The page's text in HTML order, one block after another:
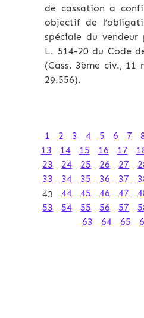
de cassation a
objectif de
spéciale du vendeur
L. 514-20 du Code
(Cass. 3ème civ., 11
29.556).
1 2 3 4 5 6 7
13
14 15 16 17
23
24 25 26 27
33
34 35 36 37
43
44 45 46 47
53
54 55 56 57
63
64 65